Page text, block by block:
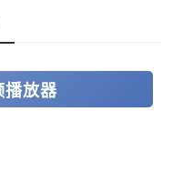
播放器